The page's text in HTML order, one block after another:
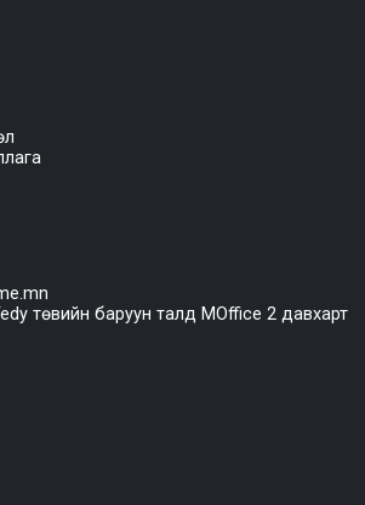
төвийн баруун талд MOffice 2 давхарт